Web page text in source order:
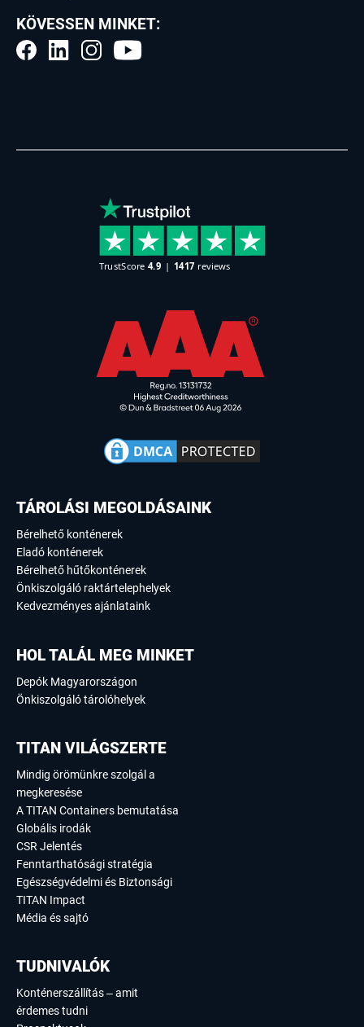
KÖVESSEN MINKET:
TÁROLÁSI MEGOLDÁSAINK
Bérelhető konténerek
Eladó konténerek
Bérelhető hűtőkonténerek
Önkiszolgáló raktártelephelyek
Kedvezményes ajánlataink
HOL TALÁL MEG MINKET
Depók Magyarországon
Önkiszolgáló tárolóhelyek
TITAN VILÁGSZERTE
Mindig örömünkre szolgál a
megkeresése
A TITAN Containers bemutatása
Globális irodák
CSR Jelentés
Fenntarthatósági stratégia
Egészségvédelmi és Biztonsági
TITAN Impact
Média és sajtó
TUDNIVALÓK
Konténerszállítás – amit
érdemes tudni